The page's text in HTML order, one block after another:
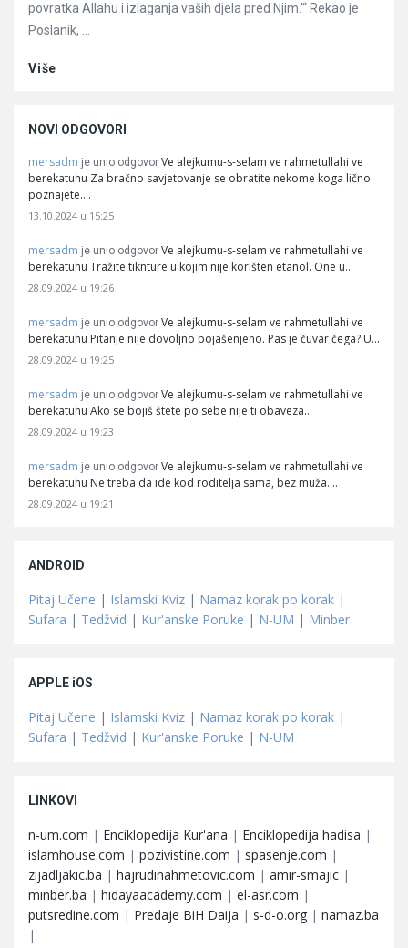
povratka Allahu i izlaganja vaših djela pred Njim.'“ Rekao je
Poslanik, ...
Više
NOVI ODGOVORI
mersadm je unio odgovor Ve alejkumu-s-selam ve rahmetullahi ve
berekatuhu Za bračno savjetovanje se obratite nekome koga lično
poznajete.…
13.10.2024 u 15:25
mersadm je unio odgovor Ve alejkumu-s-selam ve rahmetullahi ve
berekatuhu Tražite tiknture u kojim nije korišten etanol. One u…
28.09.2024 u 19:26
mersadm je unio odgovor Ve alejkumu-s-selam ve rahmetullahi ve
berekatuhu Pitanje nije dovoljno pojašenjeno. Pas je čuvar čega? U…
28.09.2024 u 19:25
mersadm je unio odgovor Ve alejkumu-s-selam ve rahmetullahi ve
berekatuhu Ako se bojiš štete po sebe nije ti obaveza…
28.09.2024 u 19:23
mersadm je unio odgovor Ve alejkumu-s-selam ve rahmetullahi ve
berekatuhu Ne treba da ide kod roditelja sama, bez muža.…
28.09.2024 u 19:21
ANDROID
Pitaj Učene | Islamski Kviz | Namaz korak po korak |
Sufara | Tedžvid | Kur'anske Poruke | N-UM | Minber
APPLE iOS
Pitaj Učene | Islamski Kviz | Namaz korak po korak |
Sufara | Tedžvid | Kur'anske Poruke | N-UM
LINKOVI
n-um.com | Enciklopedija Kur'ana | Enciklopedija hadisa |
islamhouse.com | pozivistine.com | spasenje.com |
zijadljakic.ba | hajrudinahmetovic.com | amir-smajic |
minber.ba | hidayaacademy.com | el-asr.com |
putsredine.com | Predaje BiH Daija | s-d-o.org | namaz.ba
|